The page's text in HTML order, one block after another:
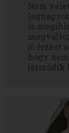
Nem
is
jó érzést
hogy
játszódik